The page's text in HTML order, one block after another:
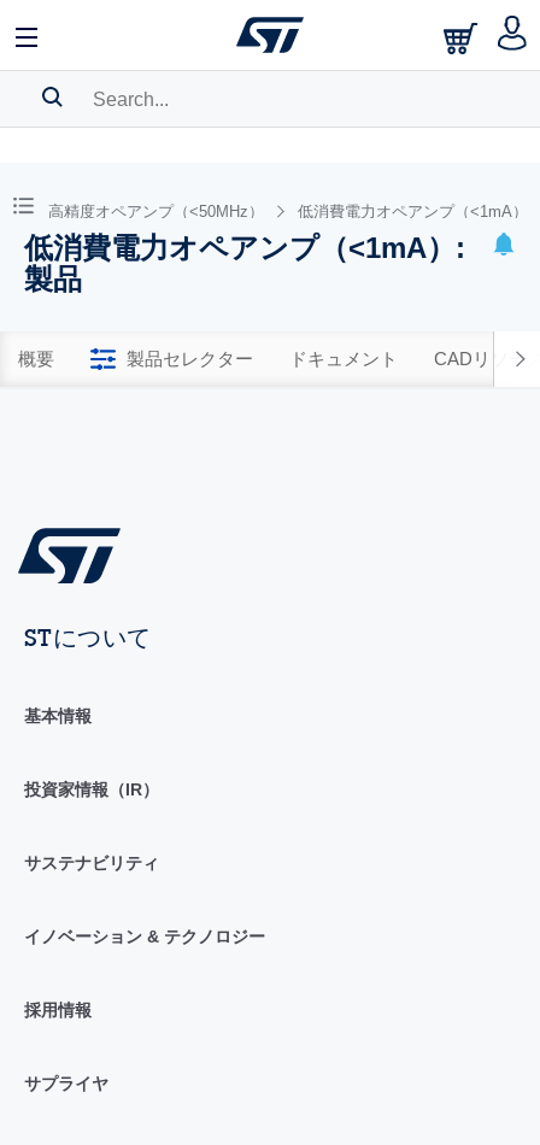
BOOKMARK
Pleaselog into show your saved searches.
高精度オペアンプ（<50MHz） 低消費電力オペアンプ（<1mA）
低消費電力オペアンプ（<1mA）:
製品
概要 製品セレクター ドキュメント CADリソー
STについて
基本情報
投資家情報（IR）
サステナビリティ
イノベーション & テクノロジー
採用情報
サプライヤ